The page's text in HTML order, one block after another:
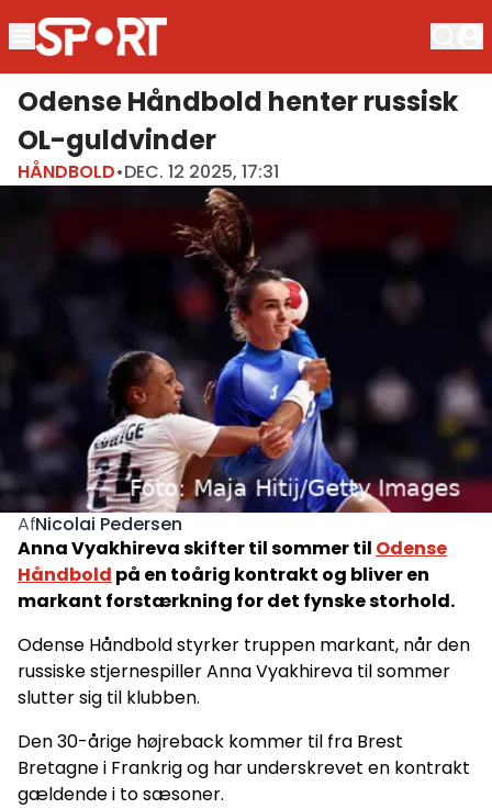
Odense Håndbold henter russisk
OL-guldvinder
HÅNDBOLD•DEC. 12 2025, 17:31
AfNicolai Pedersen
Anna Vyakhireva skifter til sommer til Odense
Håndbold på en toårig kontrakt og bliver en
markant forstærkning for det fynske storhold.
Odense Håndbold styrker truppen markant, når den
russiske stjernespiller Anna Vyakhireva til sommer
slutter sig til klubben.
Den 30-årige højreback kommer til fra Brest
Bretagne i Frankrig og har underskrevet en kontrakt
gældende i to sæsoner.